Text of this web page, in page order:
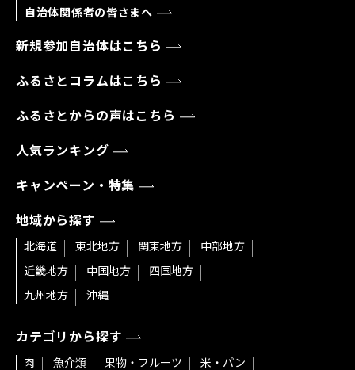
自治体関係者の皆さまへ
新規参加自治体はこちら
ふるさとコラムはこちら
ふるさとからの声はこちら
人気ランキング
キャンペーン・特集
地域から探す
北海道 東北地方 関東地方
中部地方
近畿地方
中国地方
四国地方
九州地方
沖縄
カテゴリから探す
肉 魚介類 果物・フルーツ
米・パン